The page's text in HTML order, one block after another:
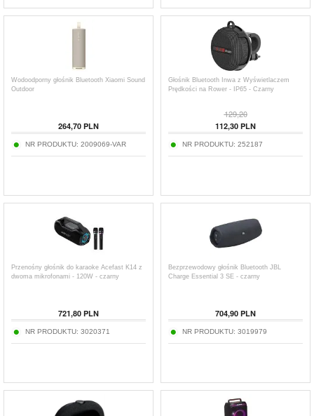
Wodoodporny głośnik Bluetooth Xiaomi Sound
Outdoor
264,70 PLN
NR PRODUKTU: 2009069-VAR
Głośnik Bluetooth Inwa z Wyświetlaczem
Prędkości na Rower - IP65 - Czarny
129,20
112,30 PLN
NR PRODUKTU: 252187
Przenośny głośnik do karaoke Acefast K14 z
dwoma mikrofonami - 120W - czarny
721,80 PLN
NR PRODUKTU: 3020371
Bezprzewodowy głośnik Bluetooth JBL
Charge Essential 3 SE - czarny
704,90 PLN
NR PRODUKTU: 3019979